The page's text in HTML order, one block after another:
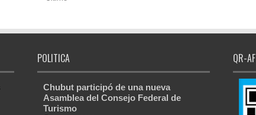
POLITICA
Chubut participó de una nueva
Asamblea del Consejo Federal de
Turismo
QR-